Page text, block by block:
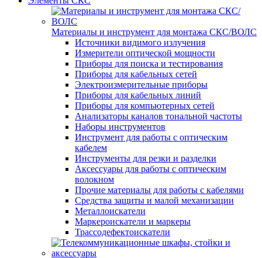
Материалы и инструмент для монтажа СКС/ВОЛС
Источники видимого излучения
Измерители оптической мощности
Приборы для поиска и тестирования
Приборы для кабельных сетей
Электроизмерительные приборы
Приборы для кабельных линий
Приборы для компьютерных сетей
Анализаторы каналов тональной частоты
Наборы инструментов
Инструмент для работы с оптическим
кабелем
Инструменты для резки и разделки
Аксессуары для работы с оптическим
волокном
Прочие материалы для работы с кабелями
Средства защиты и малой механизации
Металлоискатели
Маркероискатели и маркеры
Трассодефектоискатели